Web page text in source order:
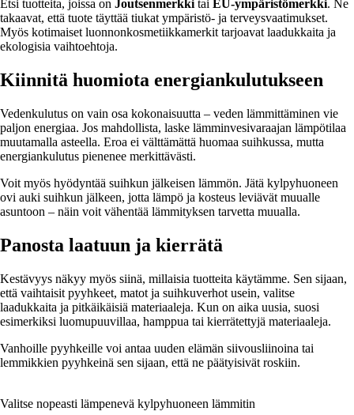
Etsi tuotteita, joissa on Joutsenmerkki tai EU-ympäristömerkki. Ne
takaavat, että tuote täyttää tiukat ympäristö- ja terveysvaatimukset.
Myös kotimaiset luonnonkosmetiikkamerkit tarjoavat laadukkaita ja
ekologisia vaihtoehtoja.
Kiinnitä huomiota energiankulutukseen
Vedenkulutus on vain osa kokonaisuutta – veden lämmittäminen vie
paljon energiaa. Jos mahdollista, laske lämminvesivaraajan lämpötilaa
muutamalla asteella. Eroa ei välttämättä huomaa suihkussa, mutta
energiankulutus pienenee merkittävästi.
Voit myös hyödyntää suihkun jälkeisen lämmön. Jätä kylpyhuoneen
ovi auki suihkun jälkeen, jotta lämpö ja kosteus leviävät muualle
asuntoon – näin voit vähentää lämmityksen tarvetta muualla.
Panosta laatuun ja kierrätä
Kestävyys näkyy myös siinä, millaisia tuotteita käytämme. Sen sijaan,
että vaihtaisit pyyhkeet, matot ja suihkuverhot usein, valitse
laadukkaita ja pitkäikäisiä materiaaleja. Kun on aika uusia, suosi
esimerkiksi luomupuuvillaa, hamppua tai kierrätettyjä materiaaleja.
Vanhoille pyyhkeille voi antaa uuden elämän siivousliinoina tai
lemmikkien pyyhkeinä sen sijaan, että ne päätyisivät roskiin.
Valitse nopeasti lämpenevä kylpyhuoneen lämmitin